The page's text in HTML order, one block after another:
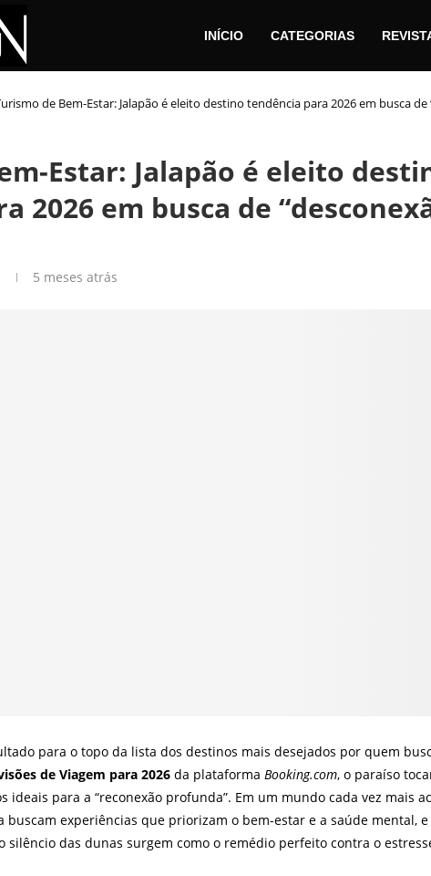
INÍCIO CATEGORIAS
de Bem-Estar: Jalapão é eleito destino tendência para 2026 em busca
Estar: Jalapão é eleito
2026 em busca de
5 meses atrás
para o topo da lista dos destinos mais desejados por quem
de Viagem para 2026 da plataforma Booking.com, o paraíso
para a “reconexão profunda”. Em um mundo cada vez mais
experiências que priorizam o bem-estar e a saúde mental, e
silêncio das dunas surgem como o remédio perfeito contra o